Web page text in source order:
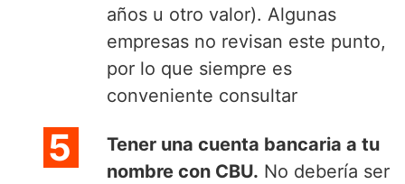
años u otro valor). Algunas
empresas no revisan este punto,
por lo que siempre es
conveniente consultar
Tener una cuenta bancaria a tu
nombre con CBU. No debería ser